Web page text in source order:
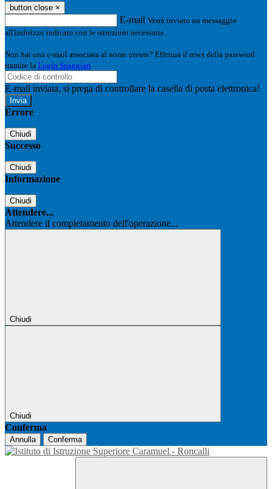
button close ×
E-mail Verrà inviato un messaggio
all'indirizzo indicato con le istruzioni necessarie.
Non hai una e-mail associata al nome utente? Effettua il reset della password
tramite la Login Spaggiari
E-mail inviata, si prega di controllare la casella di posta elettronica!
Errore
Chiudi
Successo
Chiudi
Informazione
Chiudi
Attendere...
Attendere il completamento dell'operazione...
Chiudi
Chiudi
Conferma
Annulla Conferma